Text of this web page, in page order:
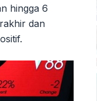
hingga 6
dan